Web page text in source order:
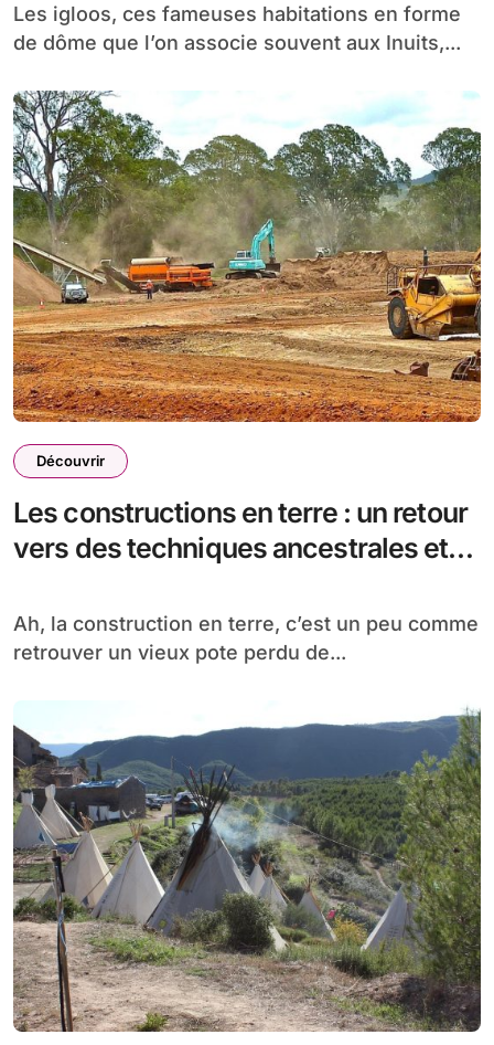
Les igloos, ces fameuses habitations en forme
de dôme que l’on associe souvent aux Inuits,...
Découvrir
Les constructions en terre : un retour
vers des techniques ancestrales et
Ah, la construction en terre, c’est un peu comme
retrouver un vieux pote perdu de...